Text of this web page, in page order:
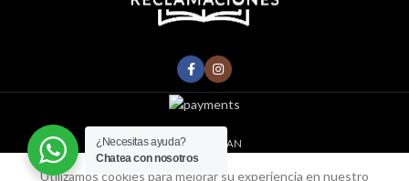
2022 FABISAN
Utilizamos cookies para mejorar su experiencia en nuestro
¿Necesitas ayuda?
Chatea con nosotros
0